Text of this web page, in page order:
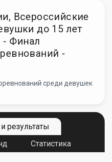
Всероссийские
до 15 лет
- Финал
-
среди девушек
результаты
Статистика